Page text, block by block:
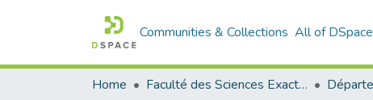
Communities & Collections All of DSpace
Home Faculté des Sciences Exactes et de l'Informatique